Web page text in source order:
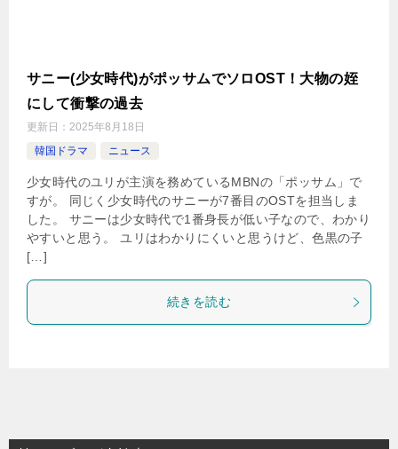
サニー(少女時代)がポッサムでソロOST！大物の姪
にして衝撃の過去
更新日： 2025年8月18日
韓国ドラマ
ニュース
少女時代のユリが主演を務めているMBNの「ポッサム」で
すが。 同じく少女時代のサニーが7番目のOSTを担当しま
した。 サニーは少女時代で1番身長が低い子なので、わかり
やすいと思う。 ユリはわかりにくいと思うけど、色黒の子
[…]
続きを読む